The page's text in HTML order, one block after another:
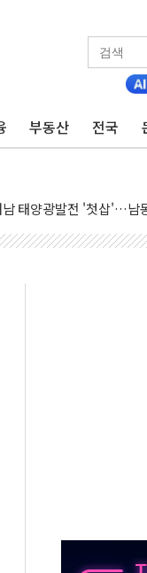
부동산 전국
우드 보안인증 획득
업익 2.2조 증발...하반
반기부터 본격화
' 축구협회 압수수색
고단열 인테리어 관심 급
긴 경찰관 2명 송치
'생활파킹통장' 출시
트럼프...당내선 "안 먹
전력망 구축 계약